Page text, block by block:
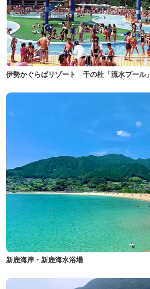
伊勢かぐらばリゾート 千の杜「流水プール」
新鹿海岸・新鹿海水浴場